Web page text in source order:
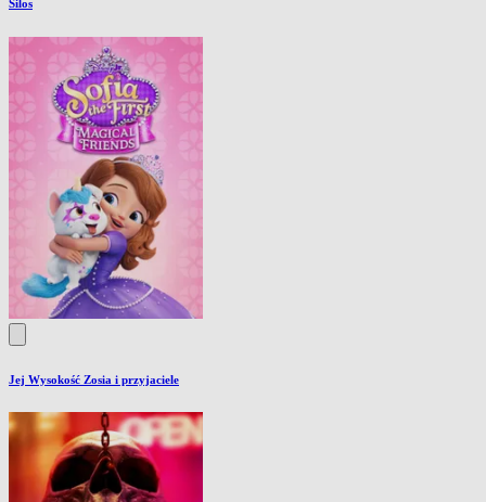
Silos
Jej Wysokość Zosia i przyjaciele